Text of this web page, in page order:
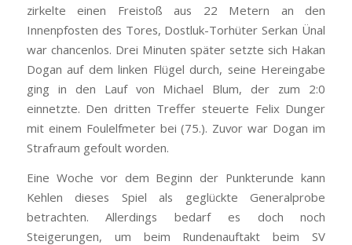
zirkelte einen Freistoß aus 22 Metern an den
Innenpfosten des Tores, Dostluk-Torhüter Serkan Ünal
war chancenlos. Drei Minuten später setzte sich Hakan
Dogan auf dem linken Flügel durch, seine Hereingabe
ging in den Lauf von Michael Blum, der zum 2:0
einnetzte. Den dritten Treffer steuerte Felix Dunger
mit einem Foulelfmeter bei (75.). Zuvor war Dogan im
Strafraum gefoult worden.
Eine Woche vor dem Beginn der Punkterunde kann
Kehlen dieses Spiel als geglückte Generalprobe
betrachten. Allerdings bedarf es doch noch
Steigerungen, um beim Rundenauftakt beim SV